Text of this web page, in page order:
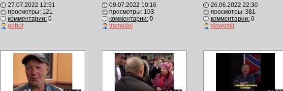
27.07.2022 12:51
просмотры: 121
комментарии:0
pobut
09.07.2022 10:16
просмотры: 193
комментарии:0
tramodol
26.06.2022 22:30
просмотры: 381
комментарии:0
slawomir